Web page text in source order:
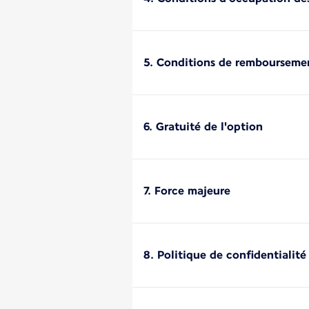
5. Conditions de
6. Gratuité de l'option
7. Force majeure
8. Politique de confidentialité